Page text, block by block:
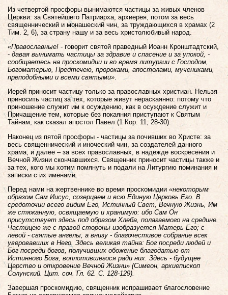
Из четвертой просфоры вынимаются частицы за живых членов
Церкви: за Святейшего Патриарха, архиерея, потом за весь
священнический и монашеский чин, за труждающихся в храмах (2
Тим. 2, 6), за страну нашу и за весь христолюбивый народ.
«Православные!- говорит святой праведный Иоанн Кронштадтский,
- давая вынимать частицы за здравие и спасение и за упокой, -
сообщаетесь на проскомидии и во время литургии с Господом,
Богоматерью, Предтечею, пророками, апостолами, мучениками,
преподобными и всеми святыми».
Иерей приносит частицу только за православных христиан. Нельзя
приносить частиц за тех, которые живут нераскаянно: потому что
приношение служит им к осуждению, как в осуждение служит и
Причащение тем, которые без покаяния приступают к Святым
Тайнам, как сказал апостол Павел (1 Кор. 11, 28-30).
Наконец из пятой просфоры - частицы за почивших во Христе: за
весь священнический и иноческий чин, за создателей данного
храма, и далее – за всех православных, в надежде воскресения и
Вечной Жизни скончавшихся. Священник приносит частицы также и
за тех, кого мы хотим помянуть и подали на Литургию поминания и
записки с их именами.
Перед нами на жертвеннике во время проскомидии «некоторым
образом Сам Иисус, созерцаем и всю Единую Церковь Его. В
средоточии всего видим Его, Истинный Свет, Вечную Жизнь, Им
же стяжанную, освящаемую и хранимую: ибо Сам Он
присутствует здесь под образом Хлеба, полагаемого на средине.
Частицею же с правой стороны изобразуется Матерь Его; с
левой - святые ангелы, а внизу - благочестивое собрание всех
уверовавших в Него. Здесь великая тайна: Бог посреди людей и
Бог посреди богов, получивших обожение благодатью от
Истинного Бога, воплотившегося ради них. Здесь - будущее
Царство и откровение Вечной Жизни» (Симеон, архиепископ
Солунский. Цит. соч. Гл. 62. С. 128-129).
Завершая проскомидию, священник испрашивает благословение